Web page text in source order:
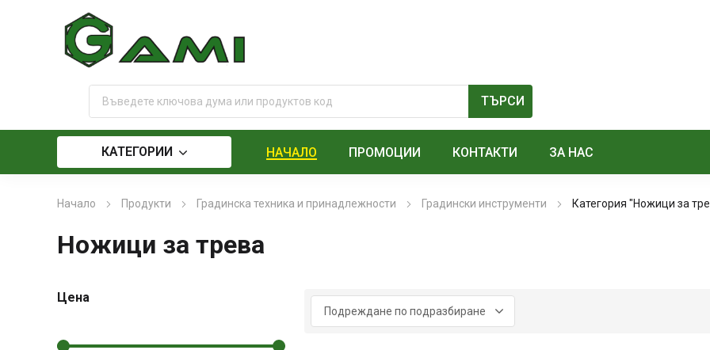
КАТЕГОРИИ НАЧАЛО ПРОМОЦИИ КОНТАКТИ ЗА НАС
Начало Продукти Градинска техника и принадлежности Градински инструменти Категория "Ножици за
Ножици за трева
Цена